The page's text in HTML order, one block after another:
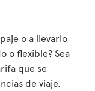
o a llevarlo
o flexible? Sea
que se
de viaje.